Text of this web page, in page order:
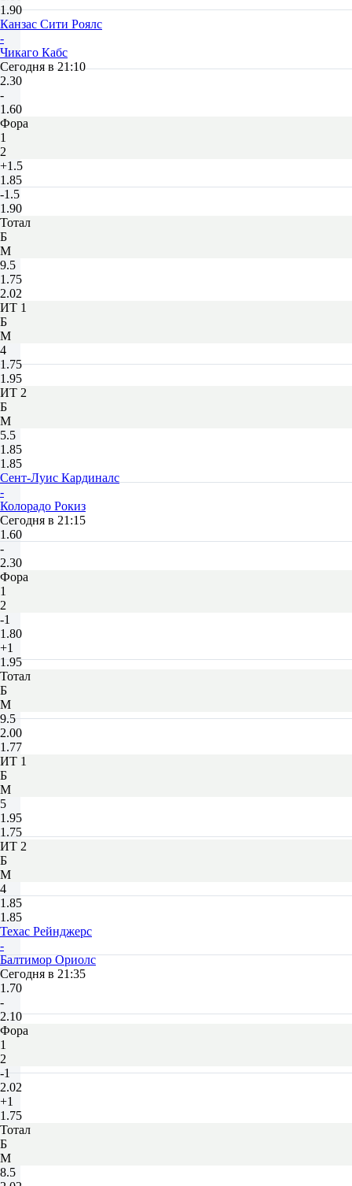
1.90
Канзас Сити Роялс
-
Чикаго Кабс
Сегодня в 21:10
2.30
-
1.60
Фора
1
2
+1.5
1.85
-1.5
1.90
Тотал
Б
М
9.5
1.75
2.02
ИТ 1
Б
М
4
1.75
1.95
ИТ 2
Б
М
5.5
1.85
1.85
Сент-Луис Кардиналс
-
Колорадо Рокиз
Сегодня в 21:15
1.60
-
2.30
Фора
1
2
-1
1.80
+1
1.95
Тотал
Б
М
9.5
2.00
1.77
ИТ 1
Б
М
5
1.95
1.75
ИТ 2
Б
М
4
1.85
1.85
Техас Рейнджерс
-
Балтимор Ориолс
Сегодня в 21:35
1.70
-
2.10
Фора
1
2
-1
2.02
+1
1.75
Тотал
Б
М
8.5